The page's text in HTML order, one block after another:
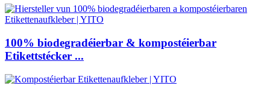
100% biodegradéierbar & kompostéierbar
Etikettstécker ...